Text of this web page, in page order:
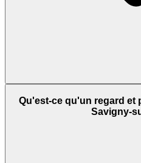
Qu'est-ce qu'un regard et
Savigny-